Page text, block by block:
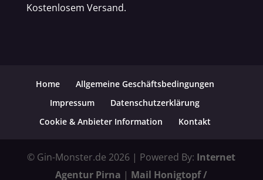
Kostenlosem Versand.
Home
Allgemeine Geschäftsbedingungen
Impressum
Datenschutzerklärung
Cookie & Anbieter Information
Kontakt
© Gin-Monster.de 2026 | Powered By: Internet
Agentur Pirna | Mail Honigtopf /